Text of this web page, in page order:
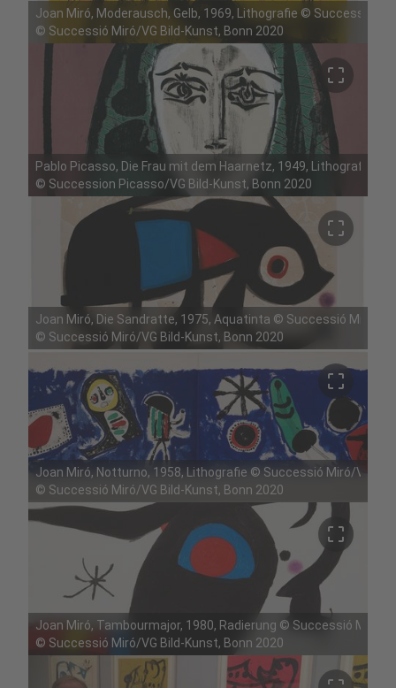
Joan Miró, Moderausch, Gelb, 1969, Lithografie © Successió
© Successió Miró/VG Bild-Kunst, Bonn 2020
crop_free
Pablo Picasso, Die Frau mit dem Haarnetz, 1949, Lithografie ©
© Succession Picasso/VG Bild-Kunst, Bonn 2020
crop_free
Joan Miró, Die Sandratte, 1975, Aquatinta © Successió Miró/
© Successió Miró/VG Bild-Kunst, Bonn 2020
crop_free
Joan Miró, Notturno, 1958, Lithografie © Successió Miró/VG
© Successió Miró/VG Bild-Kunst, Bonn 2020
crop_free
Joan Miró, Tambourmajor, 1980, Radierung © Successió Miró/
© Successió Miró/VG Bild-Kunst, Bonn 2020